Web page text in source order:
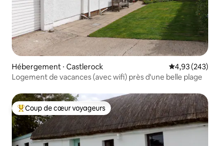
Hébergement ⋅ Castlerock Évaluation
4,93 (243)
Logement de vacances (avec wifi) près d'une belle plage
Coups de cœur voyageurs les plus appréciés
Coup de cœur voyageurs